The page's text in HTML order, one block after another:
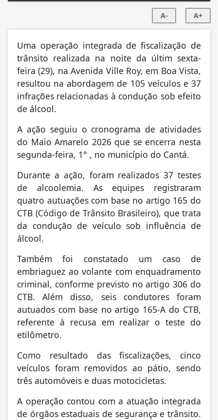
A- A+
Uma operação integrada de fiscalização de
trânsito realizada na noite da últim sexta-
feira (29), na Avenida Ville Roy, em Boa Vista,
resultou na abordagem de 105 veículos e 37
infrações relacionadas à condução sob efeito
de álcool.
A ação seguiu o cronograma de atividades
do Maio Amarelo 2026 que se encerra nesta
segunda-feira, 1° , no município do Cantá.
Durante a ação, foram realizados 37 testes
de alcoolemia. As equipes registraram
quatro autuações com base no artigo 165 do
CTB (Código de Trânsito Brasileiro), que trata
da condução de veículo sob influência de
álcool.
Também foi constatado um caso de
embriaguez ao volante com enquadramento
criminal, conforme previsto no artigo 306 do
CTB. Além disso, seis condutores foram
autuados com base no artigo 165-A do CTB,
referente à recusa em realizar o teste do
etilômetro.
Como resultado das fiscalizações, cinco
veículos foram removidos ao pátio, sendo
três automóveis e duas motocicletas.
A operação contou com a atuação integrada
de órgãos estaduais de segurança e trânsito.